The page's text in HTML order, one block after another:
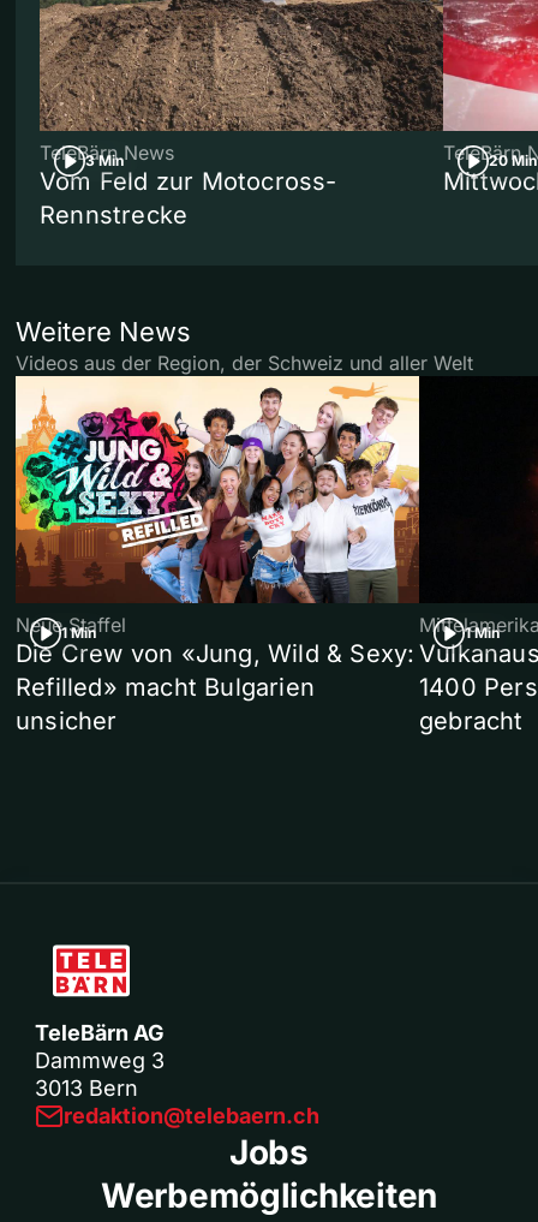
3 Min
TeleBärn News
Vom Feld zur Motocross-
Rennstrecke
20 Min
TeleBärn
Weitere News
Videos aus der Region, der Schweiz und aller Welt
1 Min
Neue Staffel
Die Crew von «Jung, Wild & Sexy:
Refilled» macht Bulgarien
unsicher
1 Min
1400
gebracht
TeleBärn AG
Dammweg 3
3013 Bern
redaktion@telebaern.ch
Jobs
Werbemöglichkeiten